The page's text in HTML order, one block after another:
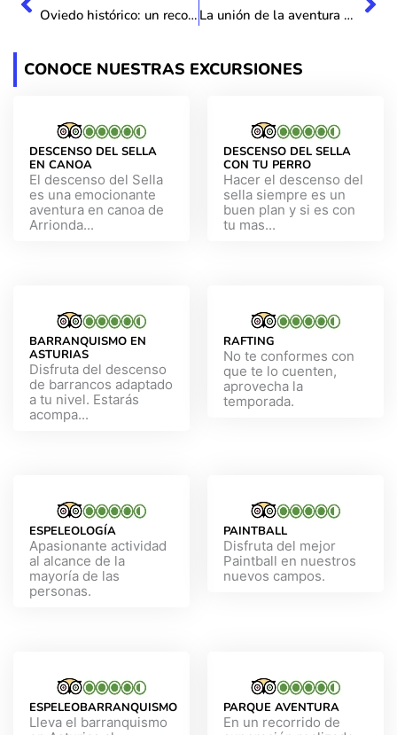
Oviedo histórico: un recorrido virtual por sus calles y monumentos. La unión de la aventura y la gastronomía asturiana.
CONOCE NUESTRAS EXCURSIONES
DESCENSO DEL SELLA
EN CANOA
El descenso del Sella
es una emocionante
aventura en canoa de
Arrionda...
DESCENSO DEL SELLA
CON TU PERRO
Hacer el descenso del
sella siempre es un
buen plan y si es con
tu mas...
BARRANQUISMO EN
ASTURIAS
Disfruta del descenso
de barrancos adaptado
a tu nivel. Estarás
acompa...
RAFTING
No te conformes con
que te lo cuenten,
aprovecha la
temporada.
ESPELEOLOGÍA
Apasionante actividad
al alcance de la
mayoría de las
personas.
PAINTBALL
Disfruta del mejor
Paintball en nuestros
nuevos campos.
ESPELEOBARRANQUISMO
Lleva el barranquismo
PARQUE AVENTURA
En un recorrido de